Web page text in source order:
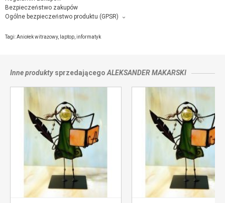
Bezpieczeństwo zakupów
Ogólne bezpieczeństwo produktu (GPSR)
Aleksander Makarski FAMA, Osiedlowa 32/7, 26-600 Radom,
sprzedającym
Tagi:Aniołek witrażowy, laptop informatyk
Inne produktysprzedającego ALEKSANDER MAKARSKI